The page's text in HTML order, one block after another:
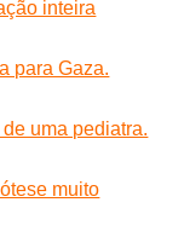
inteira
para Gaza.
uma pediatra.
muito